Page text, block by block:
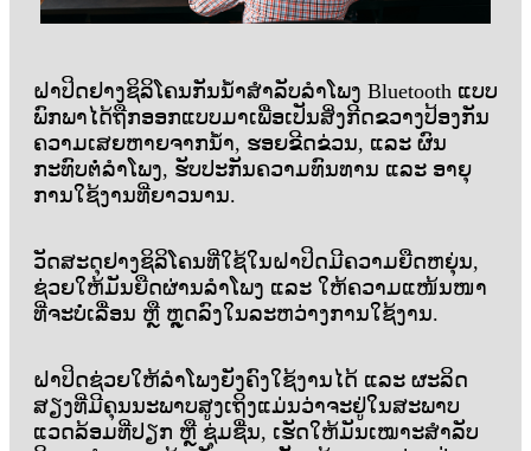
ຝາປິດຢາງຊິລິໂຄນກັນນ້ຳສຳລັບລຳໂພງ Bluetooth ແບບ
ພົກພາໄດ້ຖືກອອກແບບມາເພື່ອເປັນສິ່ງກີດຂວາງປ້ອງກັນ
ຄວາມເສຍຫາຍຈາກນ້ຳ, ຮອຍຂີດຂ່ວນ, ແລະ ຜົນ
ກະທົບຕໍ່ລຳໂພງ, ຮັບປະກັນຄວາມທົນທານ ແລະ ອາຍຸ
ການໃຊ້ງານທີ່ຍາວນານ.
ວັດສະດຸຢາງຊິລິໂຄນທີ່ໃຊ້ໃນຝາປິດມີຄວາມຍືດຫຍຸ່ນ,
ຊ່ວຍໃຫ້ມັນຍືດຜ່ານລຳໂພງ ແລະ ໃຫ້ຄວາມແໜ້ນໜາ
ທີ່ຈະບໍ່ເລື່ອນ ຫຼື ຫຼຸດລົງໃນລະຫວ່າງການໃຊ້ງານ.
ຝາປິດຊ່ວຍໃຫ້ລຳໂພງຍັງຄົງໃຊ້ງານໄດ້ ແລະ ຜະລິດ
ສຽງທີ່ມີຄຸນນະພາບສູງເຖິງແມ່ນວ່າຈະຢູ່ໃນສະພາບ
ແວດລ້ອມທີ່ປຽກ ຫຼື ຊຸ່ມຊື່ນ, ເຮັດໃຫ້ມັນເໝາະສຳລັບ